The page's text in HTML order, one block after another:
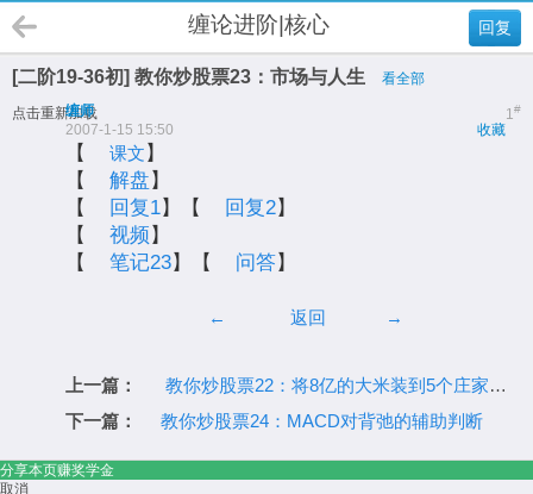
回复
缠论进阶|核心
[二阶19-36初] 教你炒股票23：市场与人生 看全部
点击重新加载 1#
缠师
收藏
2007-1-15 15:50
【 课文 】
【
解盘 】
【
回复1】【 回复2】
【
视频 】
【
笔记23】【 问答】
← 返回 →
上一篇：
教你炒股票22：将8亿的大米装到5个庄家的肚里。
下一篇：
教你炒股票24：MACD对背弛的辅助判断
分享本页赚奖学金
取消